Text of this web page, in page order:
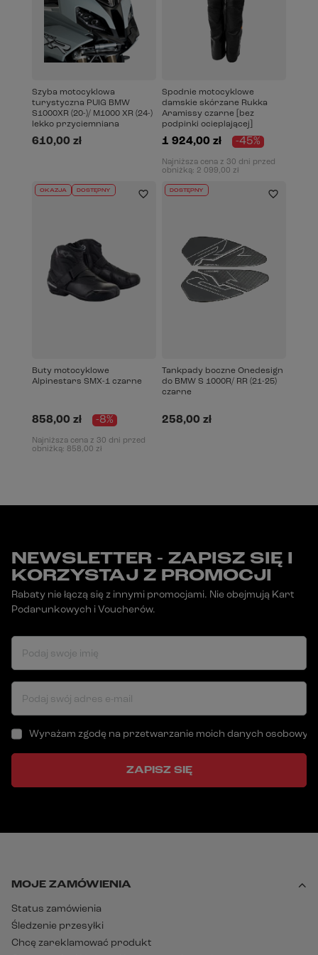
Szyba motocyklowa
turystyczna PUIG BMW
S1000XR (20-)/ M1000 XR (24-)
lekko przyciemniana
610,00 zł
Spodnie motocyklowe
damskie skórzane Rukka
Aramissy czarne [bez
podpinki ocieplającej]
1 924,00 zł -45%
Najniższa cena z 30 dni przed
obniżką: 2 099,00 zł
OKAZJA DOSTĘPNY
Buty motocyklowe
Alpinestars SMX-1 czarne
858,00 zł -8%
Najniższa cena z 30 dni przed
obniżką: 858,00 zł
DOSTĘPNY
Tankpady boczne Onedesign
do BMW S 1000R/ RR (21-25)
czarne
258,00 zł
NEWSLETTER - ZAPISZ SIĘ I
KORZYSTAJ Z PROMOCJI
Rabaty nie łączą się z innymi promocjami. Nie obejmują Kart
Podarunkowych i Voucherów.
Podaj swoje imię
Podaj swój adres e-mail
Wyrażam zgodę na przetwarzanie moich danych
ZAPISZ SIĘ
MOJE ZAMÓWIENIA
Status zamówienia
Śledzenie przesyłki
Chcę zareklamować produkt